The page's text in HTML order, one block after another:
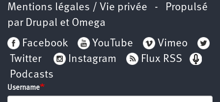
Mentions légales / Vie privée - Propulsé
par Drupal et Omega
Facebook
YouTube
Vimeo
Twitter
Instagram
Flux RSS
Podcasts
Username